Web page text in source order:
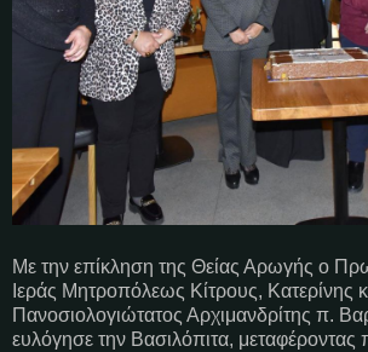
Με την επίκληση της Θείας Αρωγής ο
Ιεράς Μητροπόλεως Κίτρους, Κατερίνης
Πανοσιολογιώτατος Αρχιμανδρίτης π.
ευλόγησε την Βασιλόπιτα, μεταφέροντας